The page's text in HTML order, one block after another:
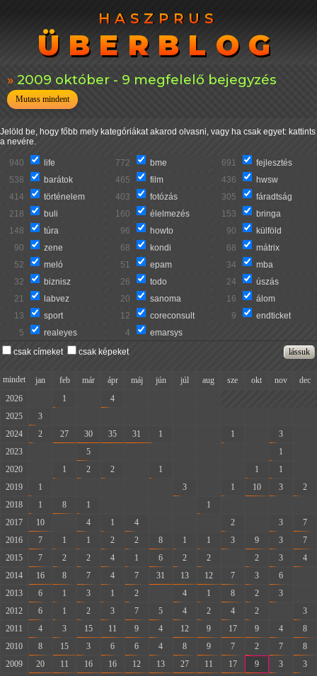
HASZPRUS
ÜBERBLOG
HASZPRUS
ÜBERBLOG
2009 október - 9 megfelelő bejegyzés
Mutass mindent
Jelöld be, hogy főbb mely kategóriákat akarod olvasni, vagy ha csak egyet: kattints
a nevére.
940 life 772 bme 691
fejlesztés
538
barátok 465 film 436
hwsw
414
történelem 403 fotózás 305
fáradtság
218
buli 160 élelmezés 153
bringa
148
túra 96 howto 90
külföld
90
zene 68 kondi 68
mátrix
52
meló 51 epam 34
mba
32
biznisz 26 todo 24
úszás
21
labvez 20 sanoma 16
álom
13
sport 12 coreconsult 9
endticket
5
realeyes 4
emarsys
csak címeket
csak képeket
mindet jan feb már ápr máj jún júl aug sze okt nov
dec
2026
1 4
2025
3
2024
2 27 30 35 31 1 1 3
2023
5 1
2020
1 2 2 1 1 1
2019
1 3 1 10 3
2
2018
1 8 1 1
2017
10 4 1 4 2 3
7
2016
7 1 1 2 2 8 1 1 3 9 3
7
2015
7 2 2 4 1 6 2 2 2 3
4
2014
16 8 7 4 7 31 13 12 7 3 6
2013
6 1 3 1 2 4 1 8 2 3
2012
6 1 2 3 7 5 4 2 4 2
3
2011
4 3 15 11 9 4 12 9 17 9 4
8
2010
8 15 3 6 6 4 8 9 7 2 7
8
2009
20 11 16 16 12 13 27 11 17 9 3
3